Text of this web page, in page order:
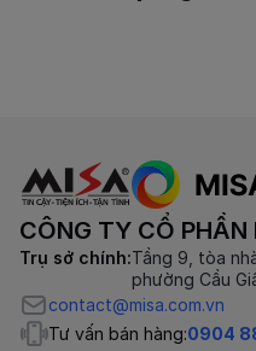
CÔNG TY CỔ PHẦN
Trụ sở chính:Tầng 9, tòa
phường Cầu
contact@misa.com.vn
Tư vấn bán hàng:0904